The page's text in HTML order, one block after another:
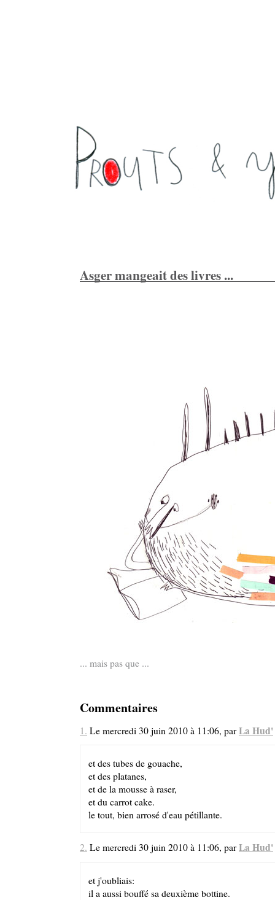
Asger mangeait des livres ...
... mais pas que ...
Commentaires
1. Le mercredi 30 juin 2010 à 11:06, parLa Hud'
et des tubes de gouache,
et des platanes,
et de la mousse à raser,
et du carrot cake.
le tout, bien arrosé d'eau pétillante.
2. Le mercredi 30 juin 2010 à 11:06, parLa Hud'
et j'oubliais:
il a aussi bouffé sa deuxième bottine.